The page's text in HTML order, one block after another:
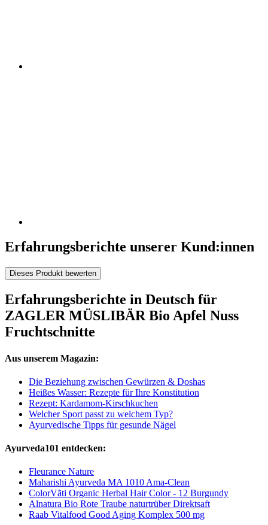
Erfahrungsberichte unserer Kund:innen
Dieses Produkt bewerten
Erfahrungsberichte in Deutsch für
ZAGLER MÜSLIBÄR Bio Apfel Nuss
Fruchtschnitte
Aus unserem Magazin:
Die Beziehung zwischen Gewürzen & Doshas
Heißes Wasser: Rezepte für Ihre Konstitution
Rezept: Kardamom-Kirschkuchen
Welcher Sport passt zu welchem Typ?
Ayurvedische Tipps für gesunde Nägel
Ayurveda101 entdecken:
Fleurance Nature
Maharishi Ayurveda MA 1010 Ama-Clean
ColorVãti Organic Herbal Hair Color - 12 Burgundy
Alnatura Bio Rote Traube naturtrüber Direktsaft
Raab Vitalfood Good Aging Komplex 500 mg